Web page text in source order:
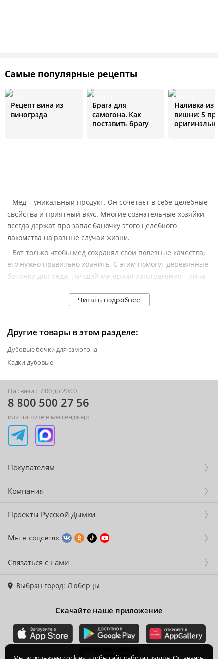
Самые популярные рецепты
ТОП 1
Рецепт вина из
винограда
ТОП 2
Брага для
самогона. Как
поставить брагу
ТОП 3
Наливка из
вишни: 5
Мед – уникальный продукт. Он сочетает в себе целебные
свойства и приятный вкус. Многие сознательные хозяйки
всегда держат про запас баночку этого целебного
лакомства на разные случаи жизни.
Вот только чтобы мед сохранял свои полезные качества,
его нужно правильно хранить. С этим помогут деревянные
бочонки для меда. Лучший материал изготовления – липа.
храниться долгие годы без потери своих качеств.
компактные бочонки для меда от 0,5 до 3 кг. Оформите
заказ через корзину или позвоните по телефону. Купить
Русская Дымка в Люберцах.
Читать подробнее
Другие товары в этом разделе:
Дубовые бочки для самогона
Кадки дубовые
На связи с 7:00 до 20:00
8 800 500 27 56
или пишите в мессенджер:
Покупателям
Компания
Проекты Русской Дымки
Мы в соцсетях
Связаться с нами
Выбран город: Люберцы
Скачайте наше приложение